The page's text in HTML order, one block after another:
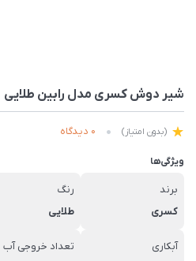
شیر دوش کسری مدل رابین طلایی
(بدون امتیاز) 0 دیدگاه
ویژگی‌ها
برند
کسری
رنگ
طلایی
آبکاری
تعداد خروجی آب